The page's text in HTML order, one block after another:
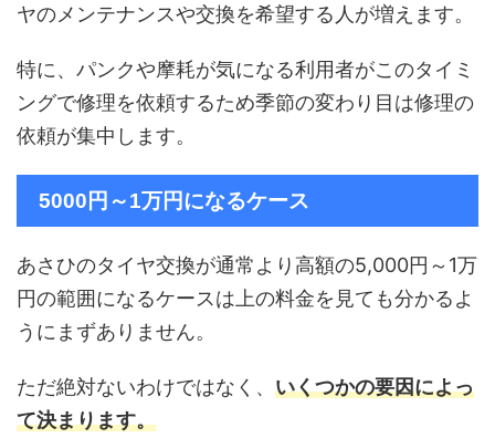
ヤのメンテナンスや交換を希望する人が増えます。
特に、パンクや摩耗が気になる利用者がこのタイミ
ングで修理を依頼するため季節の変わり目は修理の
依頼が集中します。
5000円～1万円になるケース
あさひのタイヤ交換が通常より高額の5,000円～1万
円の範囲になるケースは上の料金を見ても分かるよ
うにまずありません。
ただ絶対ないわけではなく、 いくつかの要因によっ
て決まります。